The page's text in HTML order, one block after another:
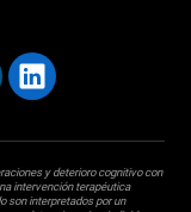
y deterioro cognitivo con
intervención terapéutica
son interpretados por un